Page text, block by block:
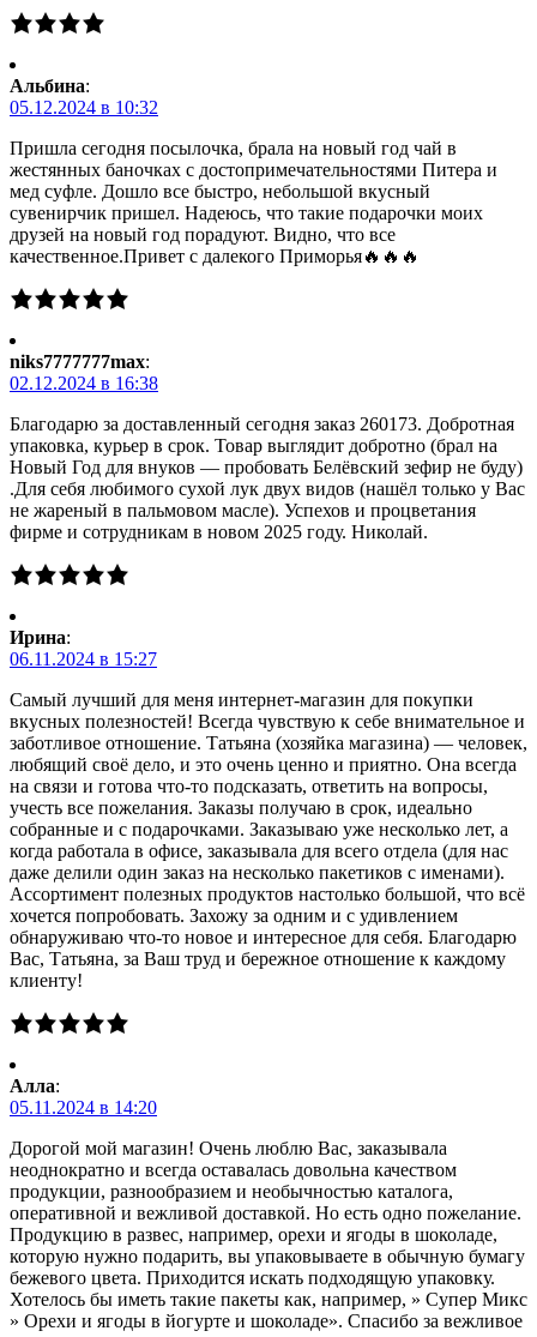
Альбина:
05.12.2024 в 10:32
Пришла сегодня посылочка, брала на новый год чай в
жестянных баночках с достопримечательностями Питера и
мед суфле. Дошло все быстро, небольшой вкусный
сувенирчик пришел. Надеюсь, что такие подарочки моих
друзей на новый год порадуют. Видно, что все
качественное.Привет с далекого Приморья🔥🔥🔥
niks7777777max:
02.12.2024 в 16:38
Благодарю за доставленный сегодня заказ 260173. Добротная
упаковка, курьер в срок. Товар выглядит добротно (брал на
Новый Год для внуков — пробовать Белёвский зефир не буду)
.Для себя любимого сухой лук двух видов (нашёл только у Вас
не жареный в пальмовом масле). Успехов и процветания
фирме и сотрудникам в новом 2025 году. Николай.
Ирина:
06.11.2024 в 15:27
Самый лучший для меня интернет-магазин для покупки
вкусных полезностей! Всегда чувствую к себе внимательное и
заботливое отношение. Татьяна (хозяйка магазина) — человек,
любящий своё дело, и это очень ценно и приятно. Она всегда
на связи и готова что-то подсказать, ответить на вопросы,
учесть все пожелания. Заказы получаю в срок, идеально
собранные и с подарочками. Заказываю уже несколько лет, а
когда работала в офисе, заказывала для всего отдела (для нас
даже делили один заказ на несколько пакетиков с именами).
Ассортимент полезных продуктов настолько большой, что всё
хочется попробовать. Захожу за одним и с удивлением
обнаруживаю что-то новое и интересное для себя. Благодарю
Вас, Татьяна, за Ваш труд и бережное отношение к каждому
клиенту!
Алла:
05.11.2024 в 14:20
Дорогой мой магазин! Очень люблю Вас, заказывала
неоднократно и всегда оставалась довольна качеством
продукции, разнообразием и необычностью каталога,
оперативной и вежливой доставкой. Но есть одно пожелание.
Продукцию в развес, например, орехи и ягоды в шоколаде,
которую нужно подарить, вы упаковываете в обычную бумагу
бежевого цвета. Приходится искать подходящую упаковку.
Хотелось бы иметь такие пакеты как, например, » Супер Микс
» Орехи и ягоды в йогурте и шоколаде». Спасибо за вежливое